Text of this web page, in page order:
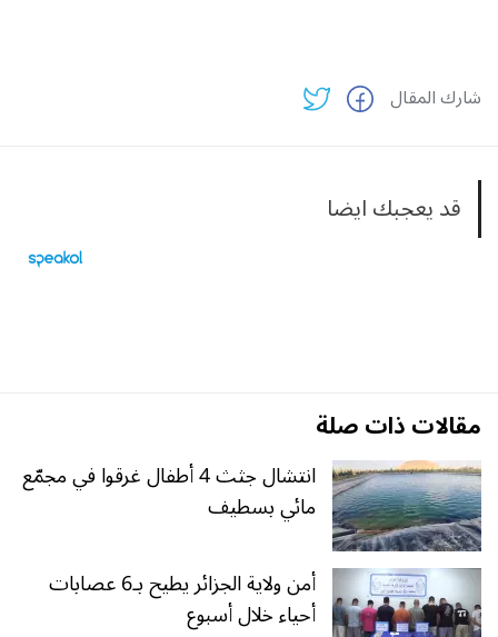
شارك المقال
قد يعجبك ايضا
مقالات ذات صلة
انتشال جثث 4 أطفال غرقوا في مجمّع
مائي بسطيف
أمن ولاية الجزائر يطيح بـ6 عصابات
أحياء خلال أسبوع